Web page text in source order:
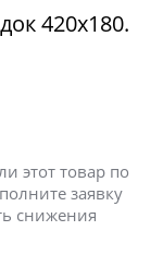
420x180.
этот товар по
заявку
снижения